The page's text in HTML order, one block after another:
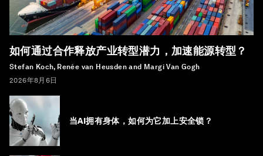
如何通过合作释放产业转型潜力，加速能源转型？
Stefan Koch, Renée van Heusden and Margi Van Gogh
2026年8月6日
当AI拥有身体，如何为它加上安全锁？